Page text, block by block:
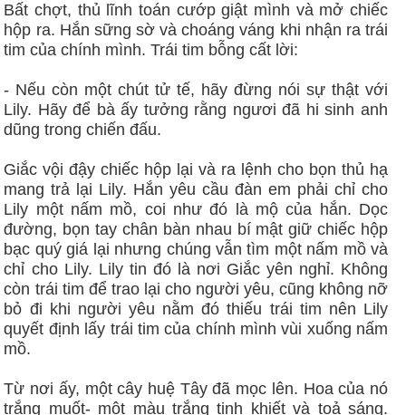
Bất chợt, thủ lĩnh toán cướp giật mình và mở chiếc
hộp ra. Hắn sững sờ và choáng váng khi nhận ra trái
tim của chính mình. Trái tim bỗng cất lời:
- Nếu còn một chút tử tế, hãy đừng nói sự thật với
Lily. Hãy để bà ấy tưởng rằng ngươi đã hi sinh anh
dũng trong chiến đấu.
Giắc vội đậy chiếc hộp lại và ra lệnh cho bọn thủ hạ
mang trả lại Lily. Hắn yêu cầu đàn em phải chỉ cho
Lily một nấm mồ, coi như đó là mộ của hắn. Dọc
đường, bọn tay chân bàn nhau bí mật giữ chiếc hộp
bạc quý giá lại nhưng chúng vẫn tìm một nấm mồ và
chỉ cho Lily. Lily tin đó là nơi Giắc yên nghỉ. Không
còn trái tim để trao lại cho người yêu, cũng không nỡ
bỏ đi khi người yêu nằm đó thiếu trái tim nên Lily
quyết định lấy trái tim của chính mình vùi xuống nấm
mồ.
Từ nơi ấy, một cây huệ Tây đã mọc lên. Hoa của nó
trắng muốt- một màu trắng tinh khiết và toả sáng.